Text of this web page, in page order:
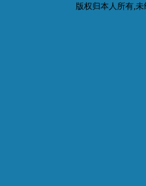
版权归本人所有,